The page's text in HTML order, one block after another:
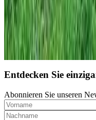
1
2
Entdecken Sie
Abonnieren Sie unseren